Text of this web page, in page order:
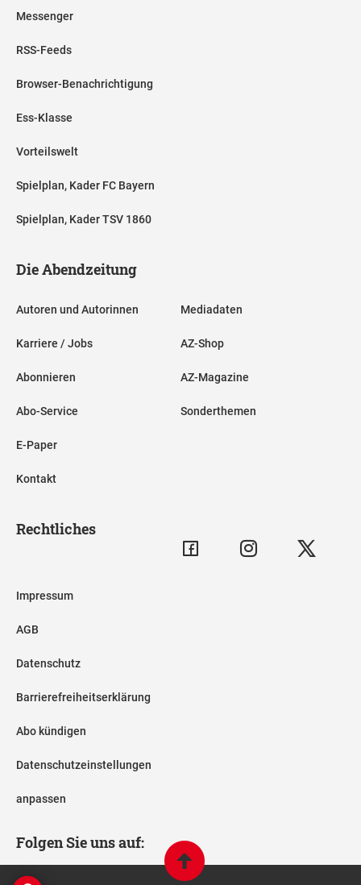
Messenger
RSS-Feeds
Browser-Benachrichtigung
Ess-Klasse
Vorteilswelt
Spielplan, Kader FC Bayern
Spielplan, Kader TSV 1860
Die Abendzeitung
Autoren und Autorinnen
Karriere / Jobs
Abonnieren
Abo-Service
E-Paper
Kontakt
Mediadaten
AZ-Shop
AZ-Magazine
Sonderthemen
Rechtliches
Impressum
AGB
Datenschutz
Barrierefreiheitserklärung
Abo kündigen
Datenschutzeinstellungen
anpassen
Folgen Sie uns auf: